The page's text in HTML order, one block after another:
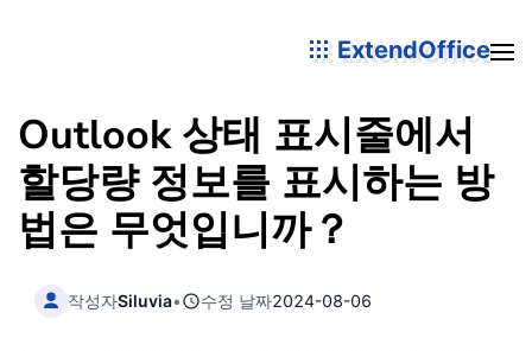
ExtendOffice
Outlook 상태 표시줄에서
할당량 정보를 표시하는 방
법은 무엇입니까？
작성자Siluvia• 수정 날짜2024-08-06